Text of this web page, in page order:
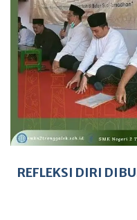
REFLEKSI DIRI